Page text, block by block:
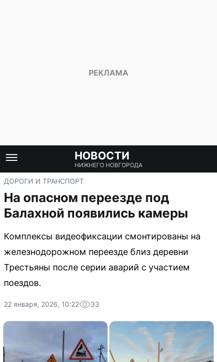
НОВОСТИ
НИЖНЕГО НОВГОРОДА
ДОРОГИ И ТРАНСПОРТ
На опасном переезде под
Балахной появились камеры
Комплексы видеофиксации смонтированы на
железнодорожном переезде близ деревни
Трестьяны после серии аварий с участием
поездов.
22 января, 2026, 10:22 33